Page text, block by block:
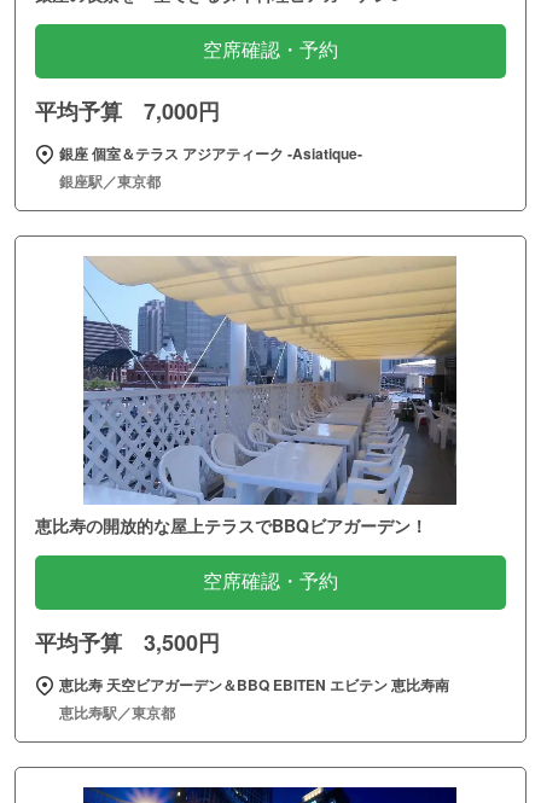
空席確認・予約
平均予算 7,000円
銀座 個室＆テラス アジアティーク ‐Asiatique‐
銀座駅／東京都
恵比寿の開放的な屋上テラスでBBQビアガーデン！
空席確認・予約
平均予算 3,500円
恵比寿 天空ビアガーデン＆BBQ EBITEN エビテン 恵比寿南
恵比寿駅／東京都